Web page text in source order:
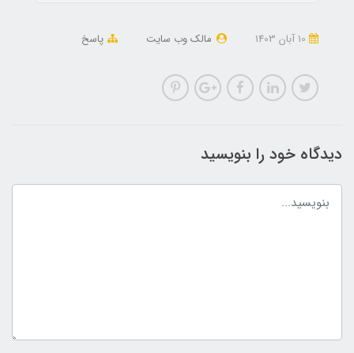
مالک وب سایت پاسخ
دیدگاه خود را بنویسید